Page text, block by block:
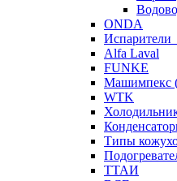
ONDA
Alfa Laval
FUNKE
Машимпекс
WTK
Типы
ТТАИ